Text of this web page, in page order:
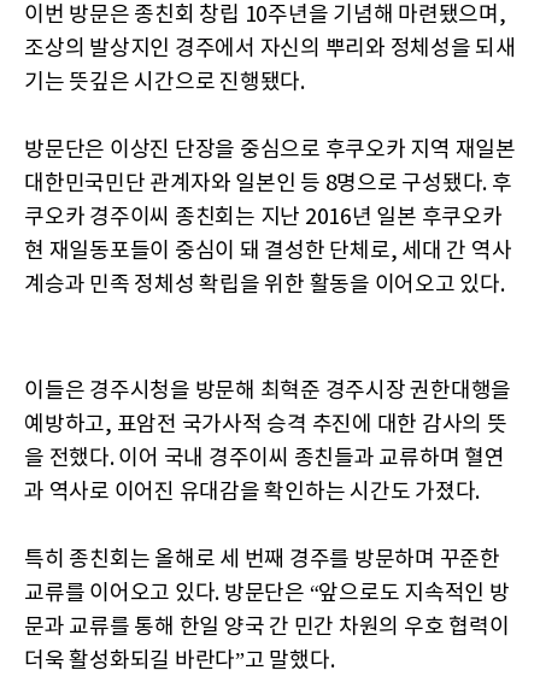
이번 방문은 종친회 창립 10주년을 기념해 마련됐으며,
조상의 발상지인 경주에서 자신의 뿌리와 정체성을 되새
기는 뜻깊은 시간으로 진행됐다.
방문단은 이상진 단장을 중심으로 후쿠오카 지역 재일본
대한민국민단 관계자와 일본인 등 8명으로 구성됐다. 후
쿠오카 경주이씨 종친회는 지난 2016년 일본 후쿠오카
현 재일동포들이 중심이 돼 결성한 단체로, 세대 간 역사
계승과 민족 정체성 확립을 위한 활동을 이어오고 있다.
이들은 경주시청을 방문해 최혁준 경주시장 권한대행을
예방하고, 표암전 국가사적 승격 추진에 대한 감사의 뜻
을 전했다. 이어 국내 경주이씨 종친들과 교류하며 혈연
과 역사로 이어진 유대감을 확인하는 시간도 가졌다.
특히 종친회는 올해로 세 번째 경주를 방문하며 꾸준한
교류를 이어오고 있다. 방문단은 “앞으로도 지속적인 방
문과 교류를 통해 한일 양국 간 민간 차원의 우호 협력이
더욱 활성화되길 바란다”고 말했다.